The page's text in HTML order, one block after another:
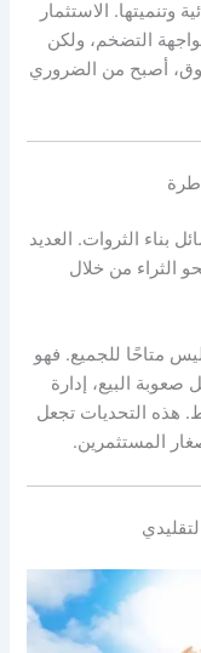
الاستثمار
التضخم، ولكن
أصبح من الضروري
بناء الثروات. العديد
الثراء من خلال
متاحًا للجميع. فهو
البيع، إدارة
هذه التحديات تجعل
المستثمرين.